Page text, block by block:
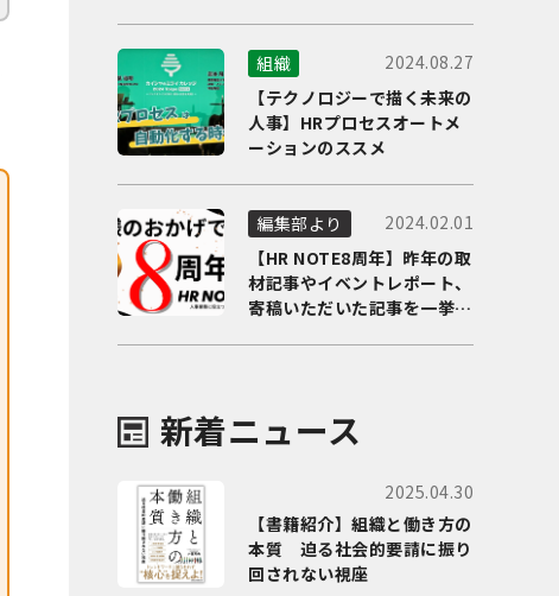
組織
2024.08.27
【テクノロジーで描く未来の
人事】HRプロセスオートメ
ーションのススメ
編集部より
2024.02.01
【HR NOTE8周年】昨年の取
材記事やイベントレポート、
寄稿いただいた記事を一挙に
新着ニュース
2025.04.30
【書籍紹介】組織と働き方の
本質 迫る社会的要請に振り
回されない視座